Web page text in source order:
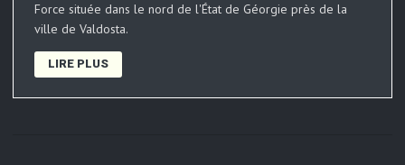
Force située dans le nord de l'État de Géorgie près de la
ville de Valdosta.
LIRE PLUS